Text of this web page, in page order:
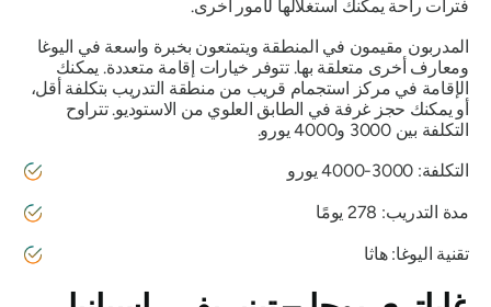
فترات راحة يمكنك استغلالها لأمور أخرى.
المدربون مقيمون في المنطقة ويتمتعون بخبرة واسعة في اليوغا
ومعارف أخرى متعلقة بها. تتوفر خيارات إقامة متعددة. يمكنك
الإقامة في مركز استجمام قريب من منطقة التدريب بتكلفة أقل،
أو يمكنك حجز غرفة في الطابق العلوي من الاستوديو. تتراوح
التكلفة بين 3000 و4000 يورو.
التكلفة: 3000-4000 يورو
مدة التدريب: 278 يومًا
تقنية اليوغا: هاثا